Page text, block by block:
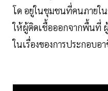
โด อยู่ในชุมชนที่คนภายใ
ให้ผู้ติดเชื้อออกจากพื้นที่ ผู้
ในเรื่องของการประกอบอ